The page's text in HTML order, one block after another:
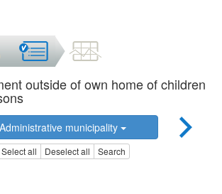
outside of own home of children
Administrative municipality
Select all Deselect all Search